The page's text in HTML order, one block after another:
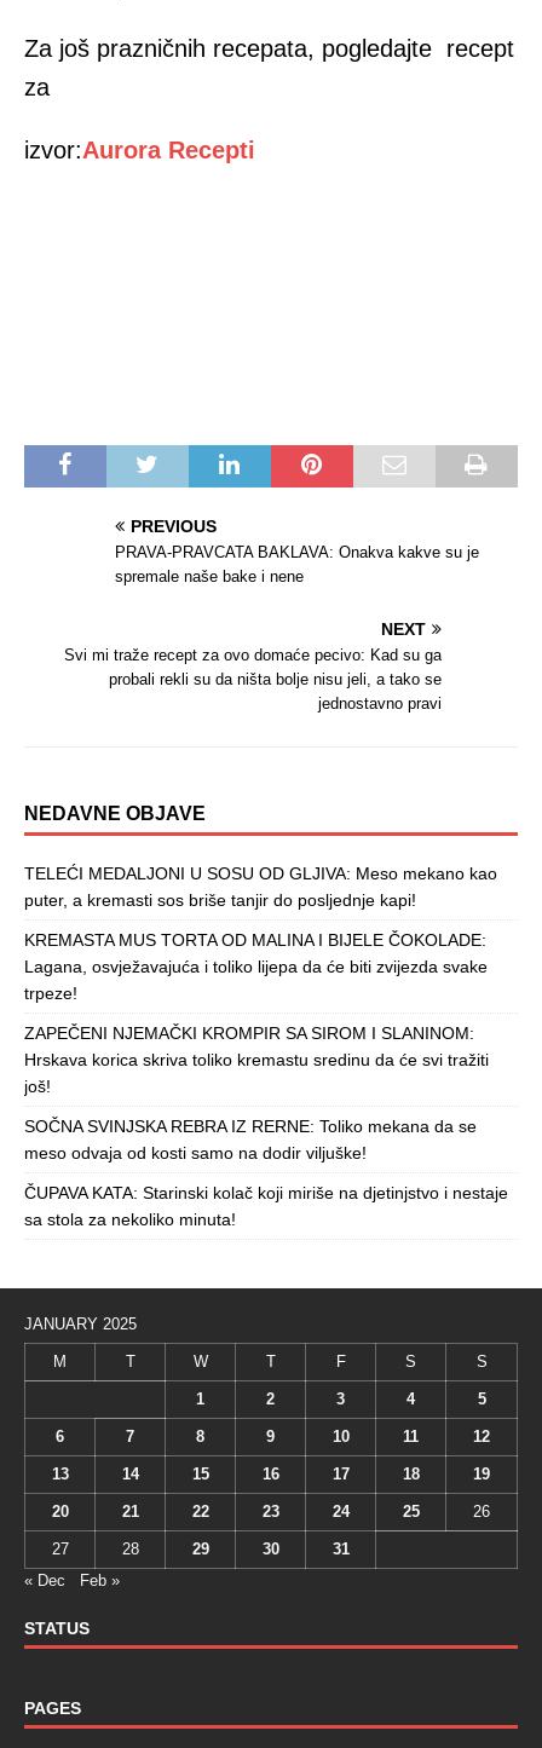
Za još prazničnih recepata, pogledajte recept
za
izvor:Aurora Recepti
PREVIOUS
PRAVA-PRAVCATA BAKLAVA: Onakva kakve su je
spremale naše bake i nene
NEXT
Svi mi traže recept za ovo domaće pecivo: Kad su ga
probali rekli su da ništa bolje nisu jeli, a tako se
jednostavno pravi
NEDAVNE OBJAVE
TELEĆI MEDALJONI U SOSU OD GLJIVA: Meso mekano kao
puter, a kremasti sos briše tanjir do posljednje kapi!
KREMASTA MUS TORTA OD MALINA I BIJELE ČOKOLADE:
Lagana, osvježavajuća i toliko lijepa da će biti zvijezda svake
trpeze!
ZAPEČENI NJEMAČKI KROMPIR SA SIROM I SLANINOM:
Hrskava korica skriva toliko kremastu sredinu da će svi tražiti
još!
SOČNA SVINJSKA REBRA IZ RERNE: Toliko mekana da se
meso odvaja od kosti samo na dodir viljuške!
ČUPAVA KATA: Starinski kolač koji miriše na djetinjstvo i nestaje
sa stola za nekoliko minuta!
JANUARY 2025
M T W T F S S
1 2 3 4 5
6 7 8 9 10 11 12
13 14 15 16 17 18 19
20 21 22 23 24 25 26
27 28 29 30
31
« Dec
Feb »
STATUS
PAGES